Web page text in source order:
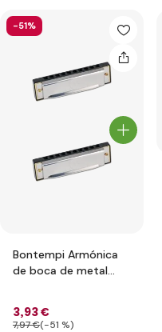
-51%
Bontempi Armónica
de boca de metal
3,93 €
7,97 €(-51 %)